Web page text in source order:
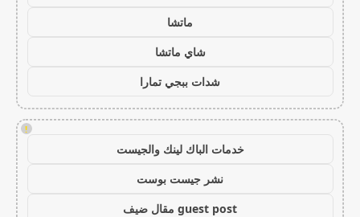
ماتشا
شاي ماتشا
شدات ببجي تمارا
!
خدمات الباك لينك والجيست
نشر جيست بوست
guest post مقال ضيف